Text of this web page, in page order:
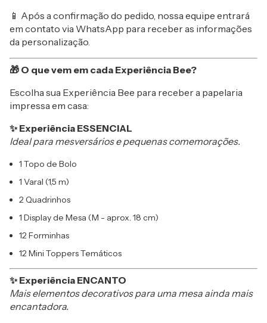
📱 Após a confirmação do pedido, nossa equipe entrará
em contato via WhatsApp para receber as informações
da personalização.
🎁 O que vem em cada Experiência Bee?
Escolha sua Experiência Bee para receber a papelaria
impressa em casa:
✨ Experiência ESSENCIAL
Ideal para mesversários e pequenas comemorações.
1 Topo de Bolo
1 Varal (1,5 m)
2 Quadrinhos
1 Display de Mesa (M - aprox. 18 cm)
12 Forminhas
12 Mini Toppers Temáticos
✨ Experiência ENCANTO
Mais elementos decorativos para uma mesa ainda mais
encantadora.